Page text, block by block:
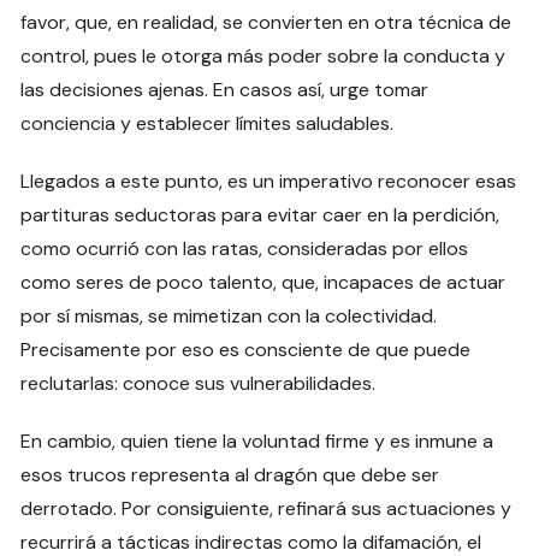
favor, que, en realidad, se convierten en otra técnica de
control, pues le otorga más poder sobre la conducta y
las decisiones ajenas. En casos así, urge tomar
conciencia y establecer límites saludables.
Llegados a este punto, es un imperativo reconocer esas
partituras seductoras para evitar caer en la perdición,
como ocurrió con las ratas, consideradas por ellos
como seres de poco talento, que, incapaces de actuar
por sí mismas, se mimetizan con la colectividad.
Precisamente por eso es consciente de que puede
reclutarlas: conoce sus vulnerabilidades.
En cambio, quien tiene la voluntad firme y es inmune a
esos trucos representa al dragón que debe ser
derrotado. Por consiguiente, refinará sus actuaciones y
recurrirá a tácticas indirectas como la difamación, el